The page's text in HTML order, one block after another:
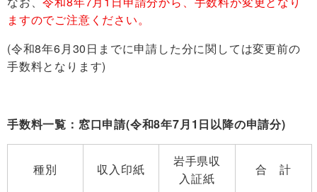
ますのでご注意ください。
(令和8年6月30日までに申請した分に関しては変更前の
手数料となります)
手数料一覧：窓口申請(令和8年7月1日以降の申請分)
種別 収入印紙
岩手県収
入証紙
合 計